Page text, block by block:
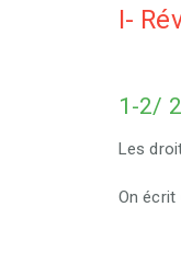
I-
1-2/
Les
On écrit